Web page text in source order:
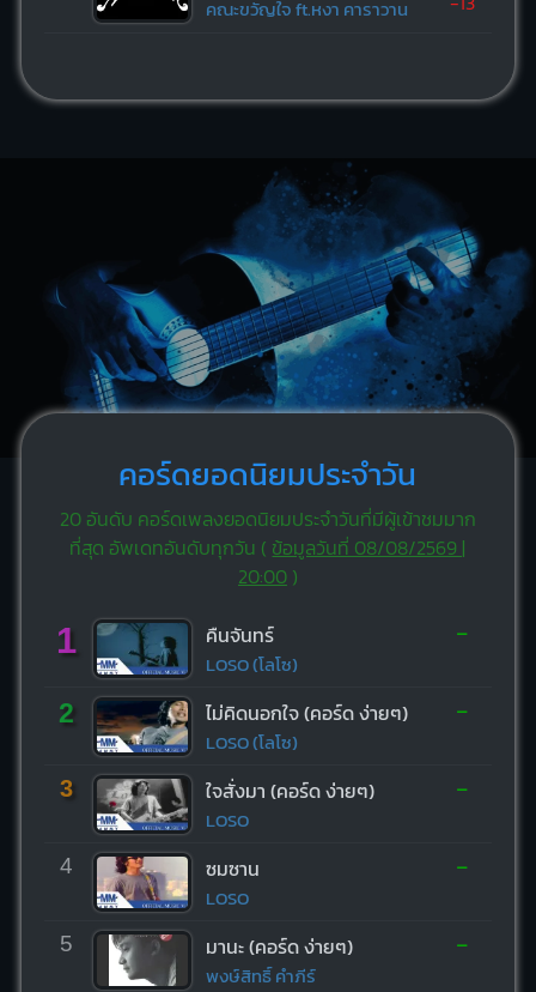
คณะขวัญใจ ft.หงา คาราวาน
คอร์ดยอดนิยมประจำวัน
20 อันดับ คอร์ดเพลงยอดนิยมประจำวันที่มีผู้เข้าชมมาก
ที่สุด อัพเดทอันดับทุกวัน ( ข้อมูลวันที่ 08/08/2569 |
20:00)
1 คืนจันทร์
LOSO (โลโซ)
-
2 ไม่คิดนอกใจ (คอร์ด ง่ายๆ)
LOSO (โลโซ)
-
3 ใจสั่งมา (คอร์ด ง่ายๆ)
LOSO
-
4 ซมซาน
LOSO
-
5 มานะ (คอร์ด ง่ายๆ)
พงษ์สิทธิ์ คำภีร์
-